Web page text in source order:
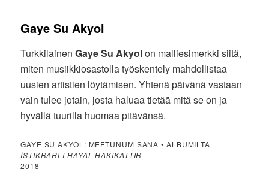
Gaye Su Akyol
TurkkilainenGaye Su Akyolon malliesimerkki siitä,
miten musiikkiosastolla työskentely mahdollistaa
uusien artistien löytämisen. Yhtenä päivänä vastaan
vain tulee jotain, josta haluaa tietää mitä se on ja
hyvällä tuurilla huomaa pitävänsä.
GAYE SU AKYOL: MEFTUNUM SANA • ALBUMILTA
İSTIKRARLI HAYAL HAKIKATTIR
2018